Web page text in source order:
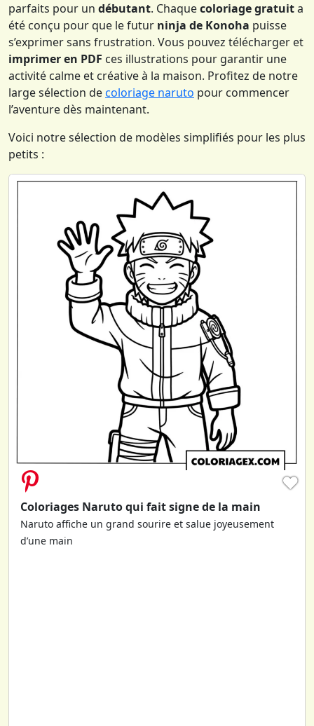
parfaits pour un débutant. Chaquecoloriage gratuita
été conçu pour que le futur ninja de Konoha puisse
s’exprimer sans frustration. Vous pouvez télécharger et
imprimer en PDF ces illustrations pour garantir une
activité calme et créative à la maison. Profitez de notre
large sélection decoloriage naruto pour commencer
l’aventure dès maintenant.
Voici notre sélection de modèles simplifiés pour les plus
petits :
♥
Coloriages Naruto qui fait signe de la main
Naruto affiche un grand sourire et salue joyeusement
d’une main